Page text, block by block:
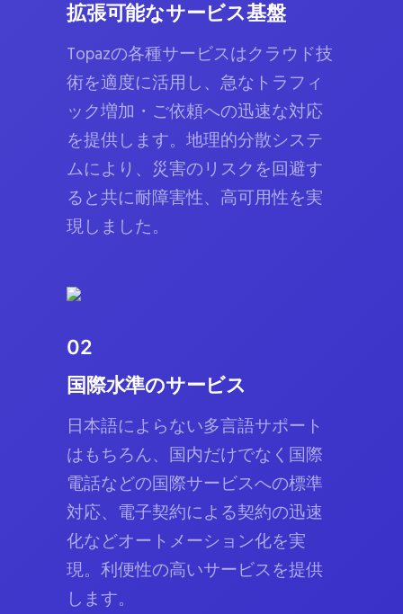
拡張可能なサービス基盤
Topazの各種サービスはクラウド技
術を適度に活用し、急なトラフィ
ック増加・ご依頼への迅速な対応
を提供します。地理的分散システ
ムにより、災害のリスクを回避す
ると共に耐障害性、高可用性を実
現しました。
02
国際水準のサービス
日本語によらない多言語サポート
はもちろん、国内だけでなく国際
電話などの国際サービスへの標準
対応、電子契約による契約の迅速
化などオートメーション化を実
現。利便性の高いサービスを提供
します。